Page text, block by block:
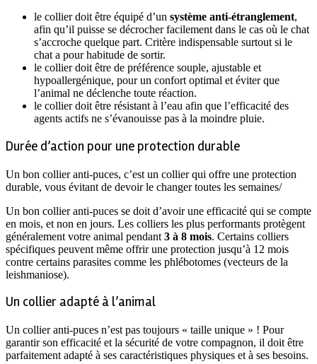
le collier doit être équipé d’un système anti-étranglement,
afin qu’il puisse se décrocher facilement dans le cas où le chat
s’accroche quelque part. Critère indispensable surtout si le
chat a pour habitude de sortir.
le collier doit être de préférence souple, ajustable et
hypoallergénique, pour un confort optimal et éviter que
l’animal ne déclenche toute réaction.
le collier doit être résistant à l’eau afin que l’efficacité des
agents actifs ne s’évanouisse pas à la moindre pluie.
Durée d’action pour une protection durable
Un bon collier anti-puces, c’est un collier qui offre une protection
durable, vous évitant de devoir le changer toutes les semaines/
Un bon collier anti-puces se doit d’avoir une efficacité qui se compte
en mois, et non en jours. Les colliers les plus performants protègent
généralement votre animal pendant 3 à 8 mois. Certains colliers
spécifiques peuvent même offrir une protection jusqu’à 12 mois
contre certains parasites comme les phlébotomes (vecteurs de la
leishmaniose).
Un collier adapté à l’animal
Un collier anti-puces n’est pas toujours « taille unique » ! Pour
garantir son efficacité et la sécurité de votre compagnon, il doit être
parfaitement adapté à ses caractéristiques physiques et à ses besoins.